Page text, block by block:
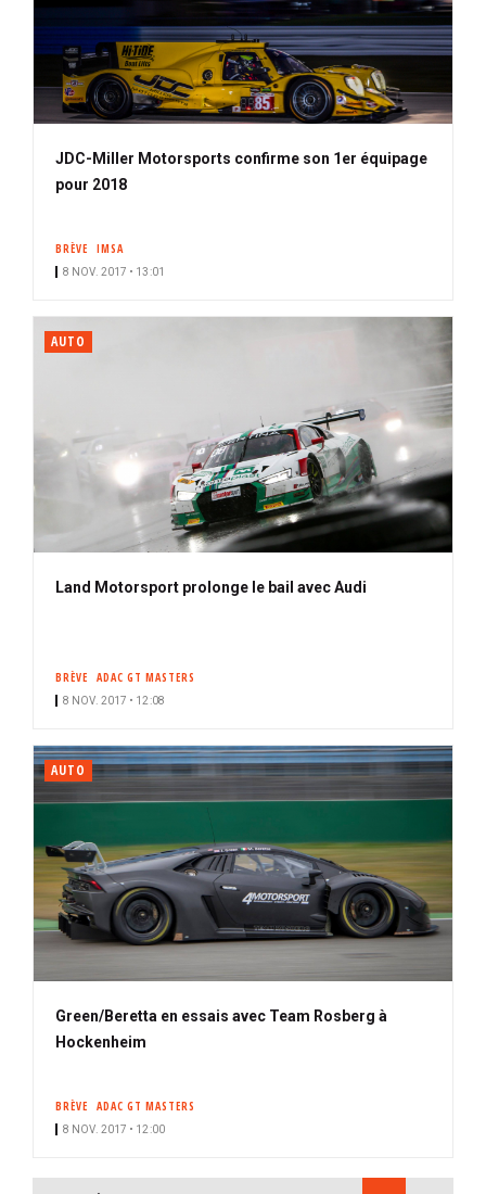
JDC-Miller Motorsports confirme son 1er équipage
pour 2018
BRÈVE IMSA
8 NOV. 2017 • 13:01
AUTO
Land Motorsport prolonge le bail avec Audi
BRÈVE ADAC GT MASTERS
8 NOV. 2017 • 12:08
AUTO
Green/Beretta en essais avec Team Rosberg à
Hockenheim
BRÈVE ADAC GT MASTERS
8 NOV. 2017 • 12:00